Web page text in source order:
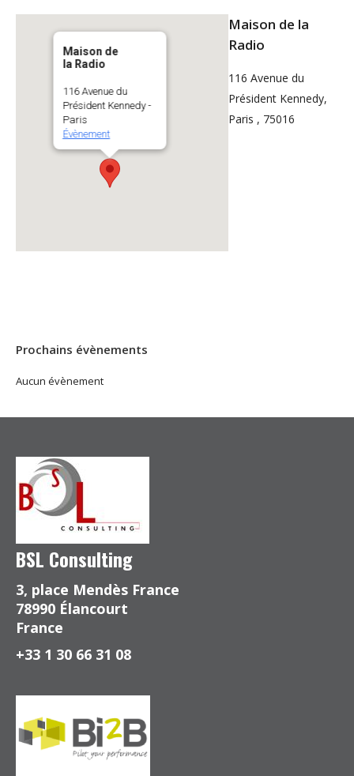
Maison de
la Radio
116 Avenue du
Président Kennedy -
Paris
Évènement
Maison de la
Radio
116 Avenue du
Président Kennedy,
Paris , 75016
Prochains évènements
Aucun évènement
BSL Consulting
3, place Mendès France
78990 Élancourt
France
+33 1 30 66 31 08